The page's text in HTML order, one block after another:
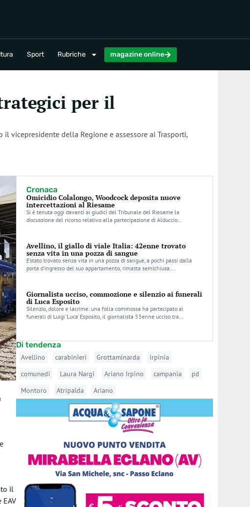
Sport Rubriche magazine online
per il
vicepresidente della Regione e assessore ai Trasporti,
il
Cronaca
Omicidio Colalongo, Woodcock deposita nuove
intercettazioni al Riesame
Si è tenuta oggi davanti ai giudici del Tribunale del Riesame la
discussione del ricorso relativo alla partecipazione di Alduccio…
Avellino, il giallo di viale Italia: 42enne trovato
senza vita in una pozza di sangue
E’stato trovato senza vita in una pozza di sangue, a pochi passi dalla
porta d’ingresso del suo appartamento, rimasta semichiusa….
Giornalista ucciso, commozione e silenzio ai funerali
di Luca Esposito
Silenzio, dolore e lacrime: una folla commossa ha partecipato ai
funerali di Luigi ‘Luca’ Esposito, il giornalista 53enne ucciso tra…
Di tendenza
Avellino carabinieri Grottaminarda
irpinia
comunedi
Laura Nargi Ariano Irpino campania
pd
Montoro
Atripalda Ariano